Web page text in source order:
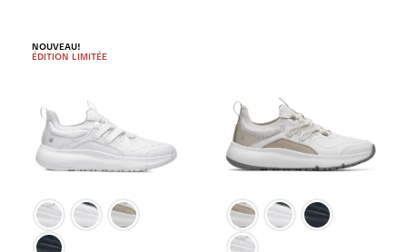
NOUVEAU!
ÉDITION LIMITÉE